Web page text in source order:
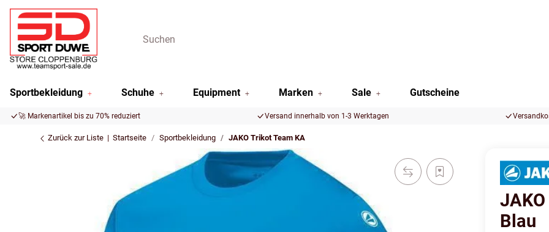
Sportbekleidung Schuhe Equipment Marken Sale Gutscheine
🚀 Markenartikel bis zu 70% reduziert Versand innerhalb von 1-3 Werktagen
Zurück zur Liste Startseite Sportbekleidung JAKO Trikot Team KA
Blau